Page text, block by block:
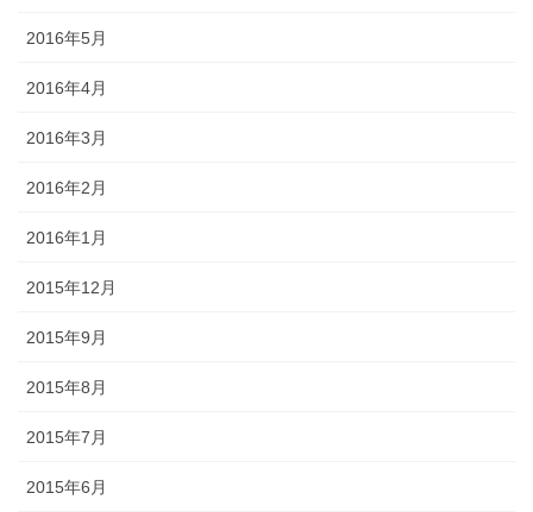
2016年5月
2016年4月
2016年3月
2016年2月
2016年1月
2015年12月
2015年9月
2015年8月
2015年7月
2015年6月